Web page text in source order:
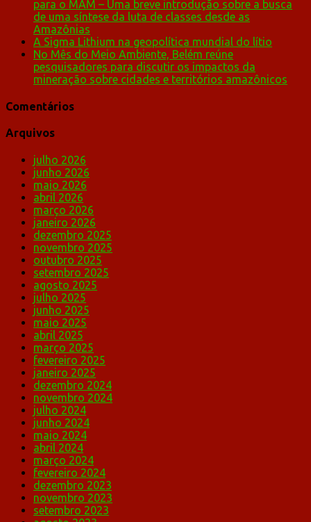
para o MAM – Uma breve introdução sobre a busca
de uma síntese da luta de classes desde as
Amazônias
A Sigma Lithium na geopolítica mundial do lítio
No Mês do Meio Ambiente, Belém reúne
pesquisadores para discutir os impactos da
mineração sobre cidades e territórios amazônicos
Comentários
Arquivos
julho 2026
junho 2026
maio 2026
abril 2026
março 2026
janeiro 2026
dezembro 2025
novembro 2025
outubro 2025
setembro 2025
agosto 2025
julho 2025
junho 2025
maio 2025
abril 2025
março 2025
fevereiro 2025
janeiro 2025
dezembro 2024
novembro 2024
julho 2024
junho 2024
maio 2024
abril 2024
março 2024
fevereiro 2024
dezembro 2023
novembro 2023
setembro 2023